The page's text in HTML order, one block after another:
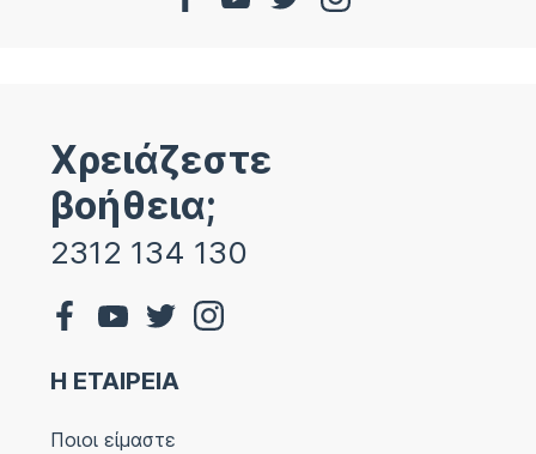
Χρειάζεστε
βοήθεια;
2312 134 130
Η ΕΤΑΙΡΕΙΑ
Ποιοι είμαστε